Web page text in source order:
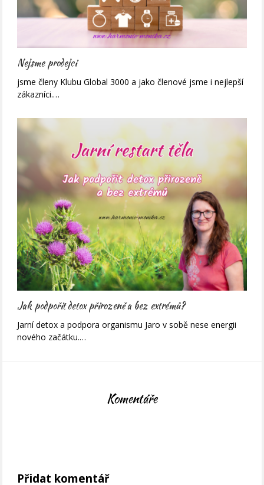
Nejsme prodejci
jsme členy Klubu Global 3000 a jako členové jsme i nejlepší
zákazníci.…
Jak podpořit detox přirozeně a bez extrémů?
Jarní detox a podpora organismu Jaro v sobě nese energii
nového začátku.…
Komentáře
Přidat komentář